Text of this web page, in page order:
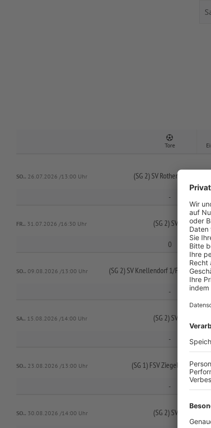
Tore
SO.. 26.07.2026 /13:00 Uhr (SG 2) SV Rothenkirchen 2/
-
FR.. 31.07.2026 /16:30 Uhr (SG 2) SV Nurn 2 /
0
SO.. 09.08.2026 /13:00 Uhr (SG 2) SV Knellendorf 1/FC Unter/
-
SA.. 15.08.2026 /14:00 Uhr (SG 2) SV Nurn 2 /
-
SO.. 23.08.2026 /13:00 Uhr (SG 1) FSV Ziegelerden 1/
-
SO.. 30.08.2026 /14:00 Uhr (SG 2) SV Nurn 2 /